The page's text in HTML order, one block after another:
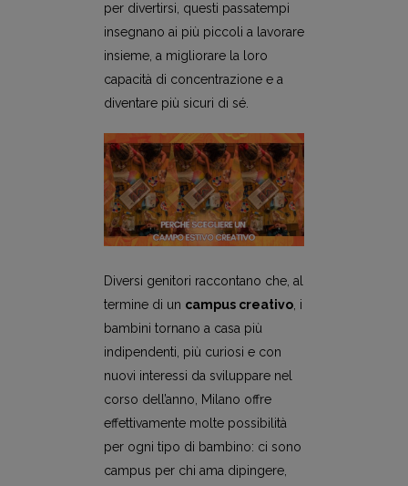
per divertirsi, questi passatempi
insegnano ai più piccoli a lavorare
insieme, a migliorare la loro
capacità di concentrazione e a
diventare più sicuri di sé.
Diversi genitori raccontano che, al
termine di un campus creativo, i
bambini tornano a casa più
indipendenti, più curiosi e con
nuovi interessi da sviluppare nel
corso dell’anno, Milano offre
effettivamente molte possibilità
per ogni tipo di bambino: ci sono
campus per chi ama dipingere,